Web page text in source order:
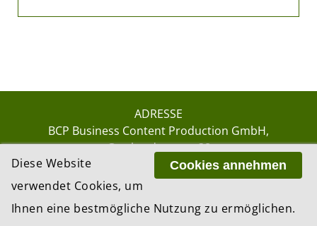
ADRESSE
BCP Business Content Production GmbH
Gotthardstrasse 38
8002 ZürichCookies annehmen
Diese Website
verwendet Cookies, um
Ihnen eine bestmögliche Nutzung zu ermöglichen.